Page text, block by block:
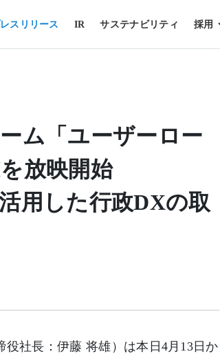
スリリース IR サステナビリティ 採用
ム「ユーザーロー
放映開始
用した行政DXの取
社長：伊藤 将雄）は本日4月13日か